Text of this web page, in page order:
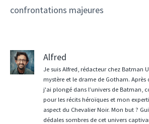
confrontations majeures
Alfred
Je suis Alfred, rédacteur chez Batman
mystère et le drame de Gotham. Après
j'ai plongé dans l’univers de Batman,
pour les récits héroïques et mon
aspect du Chevalier Noir. Mon but ?
dédales sombres de cet univers